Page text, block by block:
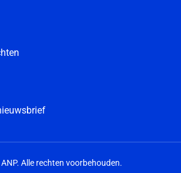
Alle rechten voorbehouden.